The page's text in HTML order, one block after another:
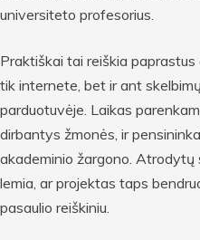
universiteto profesorius.
Praktiškai tai reiškia
tik internete, bet ir ant
parduotuvėje. Laikas
dirbantys žmonės, ir
akademinio žargono. Atrodytų
lemia, ar projektas taps
pasaulio reiškiniu.